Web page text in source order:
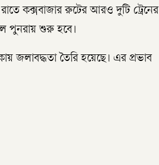
কক্সবাজার রুটের আরও দুটি ট্রেনের
পুনরায় শুরু হবে।
জলাবদ্ধতা তৈরি হয়েছে। এর প্রভাব